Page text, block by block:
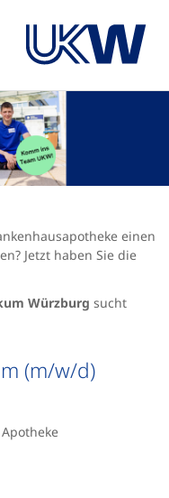
(m/w/d)
einen
Jetzt haben Sie die
Würzburg sucht